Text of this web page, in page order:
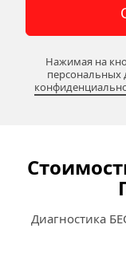
Нажимая на
персональных
Диагностика